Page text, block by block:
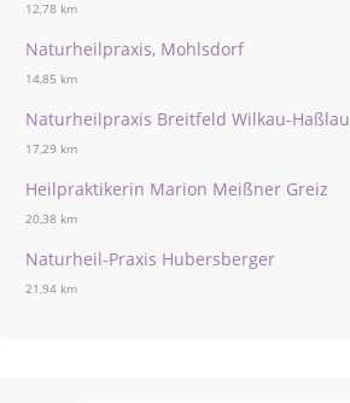
12,78 km
Naturheilpraxis, Mohlsdorf
14,85 km
Naturheilpraxis Breitfeld Wilkau-Haßlau
17,29 km
Heilpraktikerin Marion Meißner Greiz
20,38 km
Naturheil-Praxis Hubersberger
21,94 km